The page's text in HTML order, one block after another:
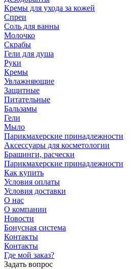
Кремы для ухода за кожей
Спреи
Соль для ванны
Молочко
Скрабы
Гели для душа
Руки
Кремы
Увлажняющие
Защитные
Питательные
Бальзамы
Гели
Мыло
Парикмахерские принадлежности
Аксессуары для косметологии
Брашинги, расчески
Парикмахерские принадлежности
Как купить
Условия оплаты
Условия доставки
О нас
О компании
Новости
Бонусная система
Контакты
Контакты
Где мой заказ?
Задать вопрос